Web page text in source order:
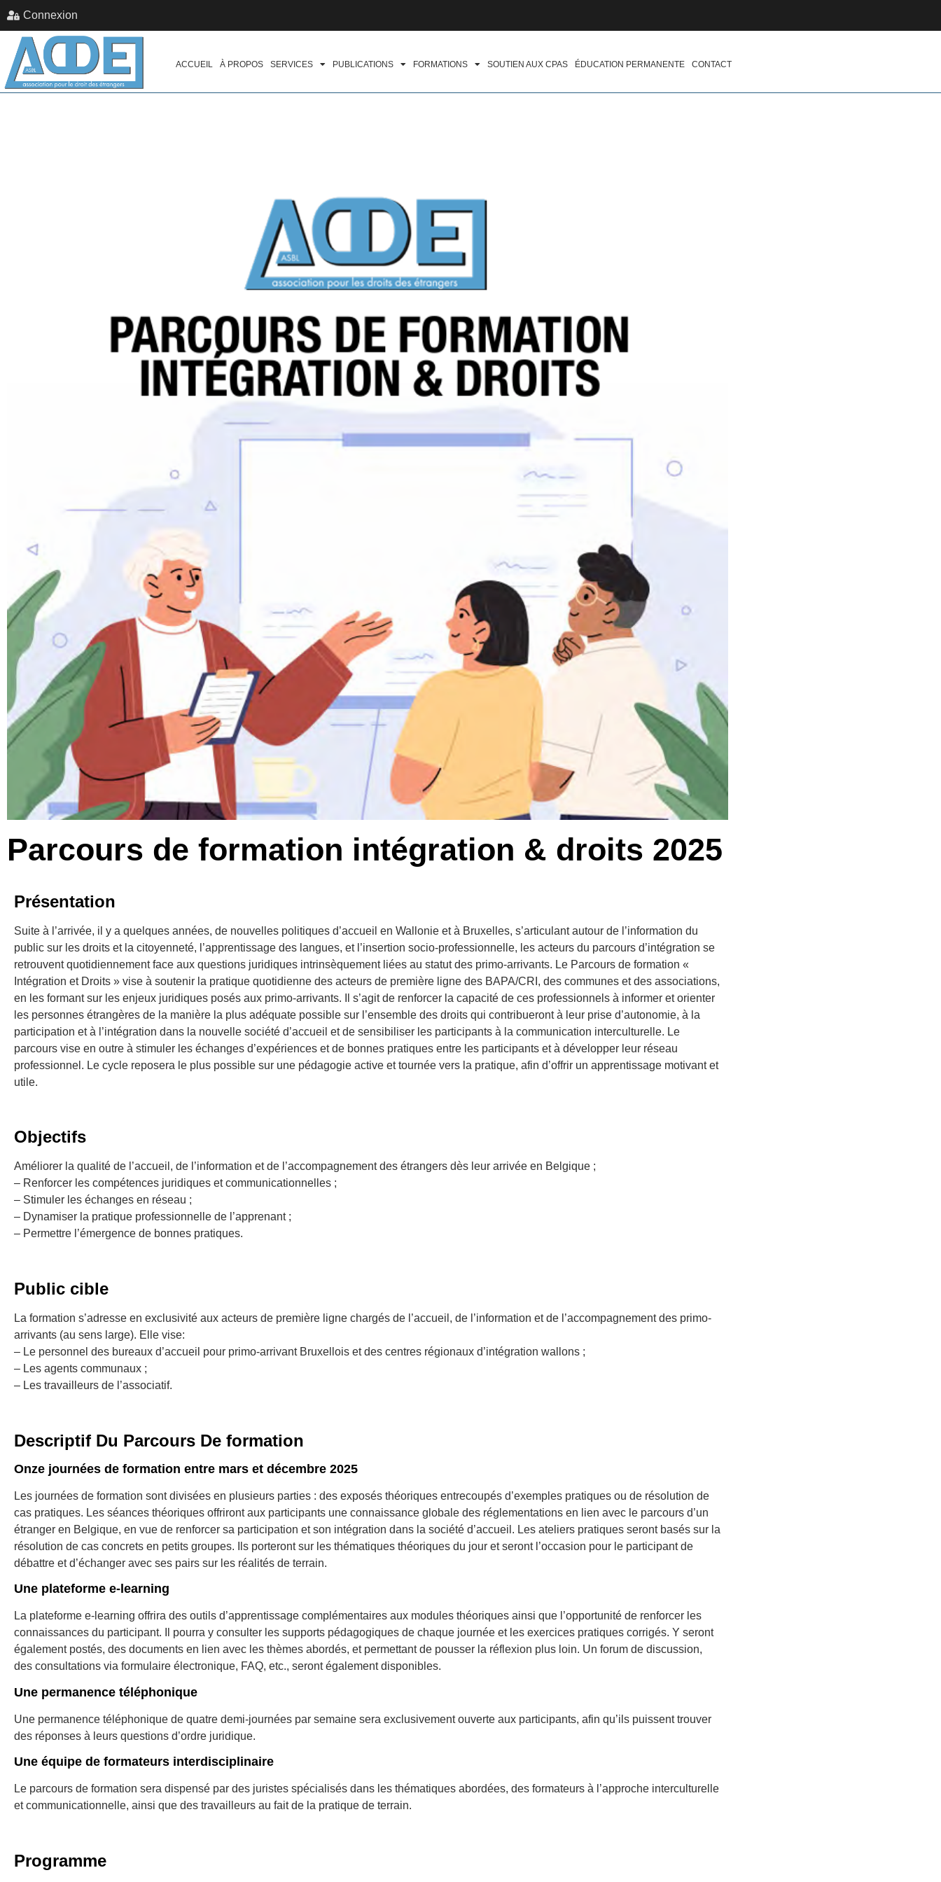
Connexion
ACCUEIL À PROPOS SERVICES PUBLICATIONS FORMATIONS SOUTIEN AUX CPAS ÉDUCATION PERMANENTE CONTACT
Parcours de formation intégration & droits 2025
Présentation
Suite à l’arrivée, il y a quelques années, de nouvelles politiques d’accueil en Wallonie et à Bruxelles, s’articulant autour de l’information du
public sur les droits et la citoyenneté, l’apprentissage des langues, et l’insertion socio-professionnelle, les acteurs du parcours d’intégration se
retrouvent quotidiennement face aux questions juridiques intrinsèquement liées au statut des primo-arrivants. Le Parcours de formation «
Intégration et Droits » vise à soutenir la pratique quotidienne des acteurs de première ligne des BAPA/CRI, des communes et des associations,
en les formant sur les enjeux juridiques posés aux primo-arrivants. Il s’agit de renforcer la capacité de ces professionnels à informer et orienter
les personnes étrangères de la manière la plus adéquate possible sur l’ensemble des droits qui contribueront à leur prise d’autonomie, à la
participation et à l’intégration dans la nouvelle société d’accueil et de sensibiliser les participants à la communication interculturelle. Le
parcours vise en outre à stimuler les échanges d’expériences et de bonnes pratiques entre les participants et à développer leur réseau
professionnel. Le cycle reposera le plus possible sur une pédagogie active et tournée vers la pratique, afin d’offrir un apprentissage motivant et
utile.
Objectifs
Améliorer la qualité de l’accueil, de l’information et de l’accompagnement des étrangers dès leur arrivée en Belgique ;
– Renforcer les compétences juridiques et communicationnelles ;
– Stimuler les échanges en réseau ;
– Dynamiser la pratique professionnelle de l’apprenant ;
– Permettre l’émergence de bonnes pratiques.
Public cible
La formation s’adresse en exclusivité aux acteurs de première ligne chargés de l’accueil, de l’information et de l’accompagnement des primo-
arrivants (au sens large). Elle vise:
– Le personnel des bureaux d’accueil pour primo-arrivant Bruxellois et des centres régionaux d’intégration wallons ;
– Les agents communaux ;
– Les travailleurs de l’associatif.
Descriptif Du Parcours De formation
Onze journées de formation entre mars et décembre 2025
Les journées de formation sont divisées en plusieurs parties : des exposés théoriques entrecoupés d’exemples pratiques ou de résolution de
cas pratiques. Les séances théoriques offriront aux participants une connaissance globale des réglementations en lien avec le parcours d’un
étranger en Belgique, en vue de renforcer sa participation et son intégration dans la société d’accueil. Les ateliers pratiques seront basés sur la
résolution de cas concrets en petits groupes. Ils porteront sur les thématiques théoriques du jour et seront l’occasion pour le participant de
débattre et d’échanger avec ses pairs sur les réalités de terrain.
Une plateforme e-learning
La plateforme e-learning offrira des outils d’apprentissage complémentaires aux modules théoriques ainsi que l’opportunité de renforcer les
connaissances du participant. Il pourra y consulter les supports pédagogiques de chaque journée et les exercices pratiques corrigés. Y seront
également postés, des documents en lien avec les thèmes abordés, et permettant de pousser la réflexion plus loin. Un forum de discussion,
des consultations via formulaire électronique, FAQ, etc., seront également disponibles.
Une permanence téléphonique
Une permanence téléphonique de quatre demi-journées par semaine sera exclusivement ouverte aux participants, afin qu’ils puissent trouver
des réponses à leurs questions d’ordre juridique.
Une équipe de formateurs interdisciplinaire
Le parcours de formation sera dispensé par des juristes spécialisés dans les thématiques abordées, des formateurs à l’approche interculturelle
et communicationnelle, ainsi que des travailleurs au fait de la pratique de terrain.
Programme